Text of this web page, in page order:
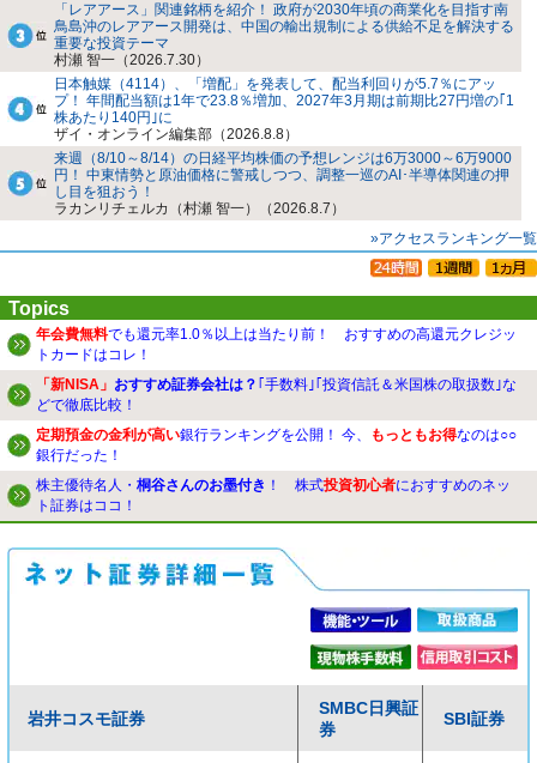
「レアアース」関連銘柄を紹介！ 政府が2030年頃の商業化を目指す南
鳥島沖のレアアース開発は、中国の輸出規制による供給不足を解決する
重要な投資テーマ
村瀬 智一（2026.7.30）
日本触媒（4114）、「増配」を発表して、配当利回りが5.7％にアッ
プ！ 年間配当額は1年で23.8％増加、2027年3月期は前期比27円増の｢1
株あたり140円｣に
ザイ・オンライン編集部（2026.8.8）
来週（8/10～8/14）の日経平均株価の予想レンジは6万3000～6万9000
円！ 中東情勢と原油価格に警戒しつつ、調整一巡のAI･半導体関連の押
し目を狙おう！
ラカンリチェルカ（村瀬 智一）（2026.8.7）
»アクセスランキング一覧
Topics
年会費無料でも還元率1.0％以上は当たり前！ おすすめの高還元クレジッ
トカードはコレ！
「新NISA」 おすすめ証券会社は？ ｢手数料｣｢投資信託＆米国株の取扱数｣な
どで徹底比較！
定期預金の金利が高い銀行ランキングを公開！ 今、 もっともお得なのは○○
銀行だった！
株主優待名人・ 桐谷さんのお墨付き ！ 株式投資初心者におすすめのネッ
ト証券はココ！
岩井コスモ証券
SMBC日興証
券
SBI証券